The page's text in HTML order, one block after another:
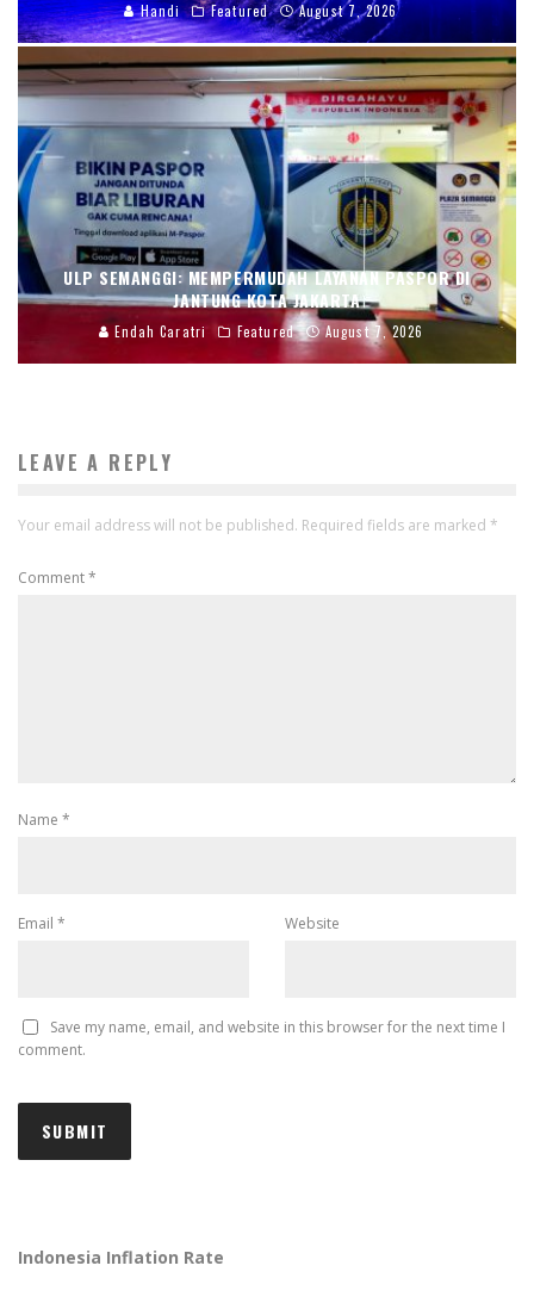
Handi Featured August 7, 2026
ULP SEMANGGI: MEMPERMUDAH LAYANAN PASPOR DI
JANTUNG KOTA JAKARTA
Endah Caratri Featured August 7, 2026
LEAVE A REPLY
Your email address will not be published. Required fields are marked *
Comment*
Name *
Email * Website
Save my name, email, and website in this browser for the next time I
comment.
Indonesia Inflation Rate